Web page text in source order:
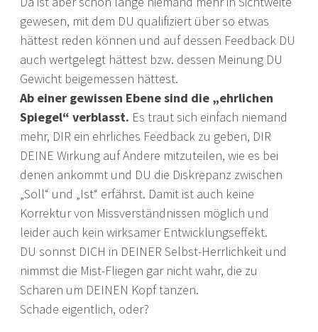
gewesen, mit dem DU qualifiziert über so etwas
hättest reden können und auf dessen Feedback DU
auch wertgelegt hättest bzw. dessen Meinung DU
Gewicht beigemessen hättest.
Ab einer gewissen Ebene sind die „ehrlichen
Spiegel“ verblasst. Es traut sich einfach niemand
mehr, DIR ein ehrliches Feedback zu geben, DIR
DEINE Wirkung auf Andere mitzuteilen, wie es bei
denen ankommt und DU die Diskrepanz zwischen
„Soll“ und „Ist“ erfährst. Damit ist auch keine
Korrektur von Missverständnissen möglich und
leider auch kein wirksamer Entwicklungseffekt.
DU sonnst DICH in DEINER Selbst-Herrlichkeit und
nimmst die Mist-Fliegen gar nicht wahr, die zu
Scharen um DEINEN Kopf tanzen.
Schade eigentlich, oder?